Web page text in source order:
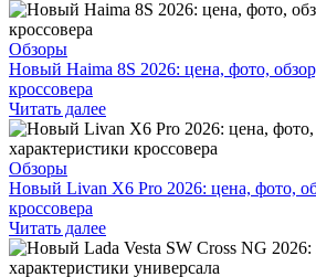
Обзоры
Новый Haima 8S 2026: цена, фото,
кроссовера
Читать далее
Обзоры
Новый Livan X6 Pro 2026: цена, фото,
кроссовера
Читать далее